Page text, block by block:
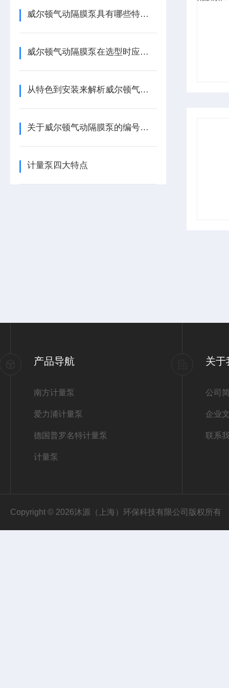
威尔顿气动隔膜泵具有哪些特点以及应用呢？
威尔顿气动隔膜泵在选型时应该重点注意以下三个方面
从特色到安装来解析威尔顿气动隔膜泵
关于威尔顿气动隔膜泵的编号问题
计量泵四大特点
产品导航
南方计量泵
爱力浦计量泵
德国普罗名特计量泵
计量泵
关于
公司
企业
联系
Copyright © 2026沐源（上海）环保科技有限公司版权所有